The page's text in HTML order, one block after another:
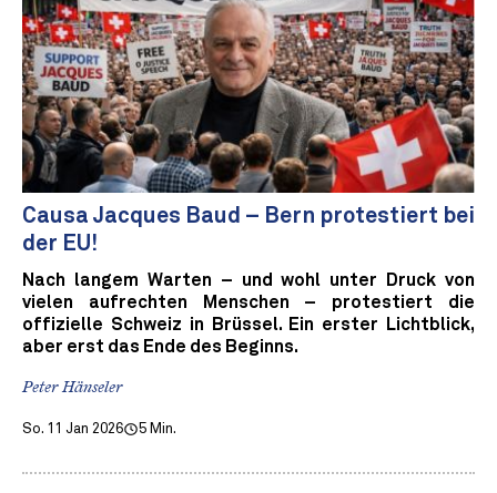
Causa Jacques Baud – Bern protestiert bei
der EU!
Nach langem Warten – und wohl unter Druck von
vielen aufrechten Menschen – protestiert die
offizielle Schweiz in Brüssel. Ein erster Lichtblick,
aber erst das Ende des Beginns.
Peter Hänseler
So. 11 Jan 2026 5 Min.